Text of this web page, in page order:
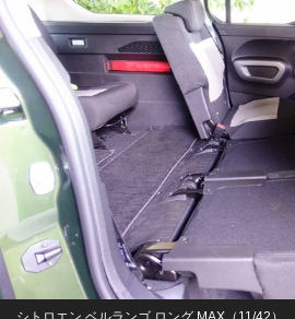
シトロエン ベルランゴ ロング MAX（11/42）